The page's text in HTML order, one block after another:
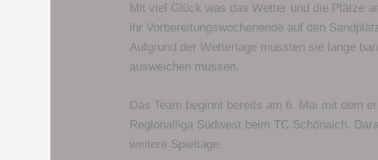
Mit viel Glück was das Wetter und die Plätze
ihr Vorbereitungswochenende auf den
Aufgrund der Wetterlage mussten sie lange
ausweichen müssen.
Das Team beginnt bereits am 6. Mai mit dem
Regionalliga Südwest beim TC Schönaich.
weitere Spieltage.